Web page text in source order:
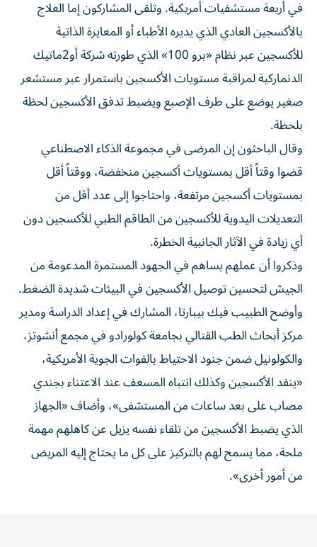
في أربعة مستشفيات أمريكية. وتلقى ​المشاركون إما العلاج
بالأكسجين العادي الذي يديره الأطباء أو ‌المعايرة الذاتية
للأكسجين عبر نظام «برو 100» الذي طورته شركة أو2ماتيك
الدنماركية لمراقبة مستويات الأكسجين باستمرار عبر مستشعر
صغير يوضع على طرف ⁠الإصبع ويضبط تدفق الأكسجين لحظة
بلحظة.
وقال الباحثون إن المرضى في مجموعة الذكاء الاصطناعي
قضوا وقتاً أقل بمستويات أكسجين منخفضة، ووقتاً أقل
بمستويات أكسجين ​مرتفعة، واحتاجوا إلى ‌عدد أقل من
التعديلات اليدوية للأكسجين من الطاقم الطبي للأكسجين ‌دون
أي زيادة في الآثار الجانبية الخطرة.
وذكروا أن عملهم يساهم في الجهود المستمرة المدعومة من
الجيش لتحسين توصيل الأكسجين في البيئات شديدة ‌الضغط.
وأوضح الطبيب ‌فيك بيبارتا، المشارك في إعداد ⁠الدراسة ومدير
مركز أبحاث الطب القتالي بجامعة كولورادو في ‌مجمع أنشوتز،
والكولونيل ضمن جنود الاحتياط بالقوات الجوية الأمريكية،
«ينفد الأكسجين وكذلك انتباه المسعف عند الاعتناء بجندي
⁠مصاب على بعد ساعات من المستشفى»، وأضاف «الجهاز
الذي يضبط الأكسجين ​من تلقاء نفسه يزيل عن كاهلهم مهمة
ملحة، مما يسمح لهم بالتركيز على كل ما يحتاج إليه المريض
من أمور ⁠أخرى».